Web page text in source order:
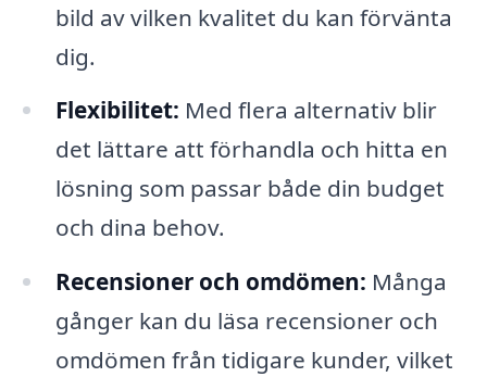
bild av vilken kvalitet du kan förvänta
dig.
Flexibilitet: Med flera alternativ blir
det lättare att förhandla och hitta en
lösning som passar både din budget
och dina behov.
Recensioner och omdömen: Många
gånger kan du läsa recensioner och
omdömen från tidigare kunder, vilket